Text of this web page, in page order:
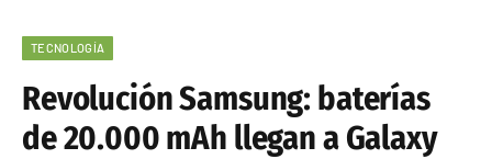
TECNOLOGÍA
Revolución Samsung: baterías
de 20.000 mAh llegan a Galaxy